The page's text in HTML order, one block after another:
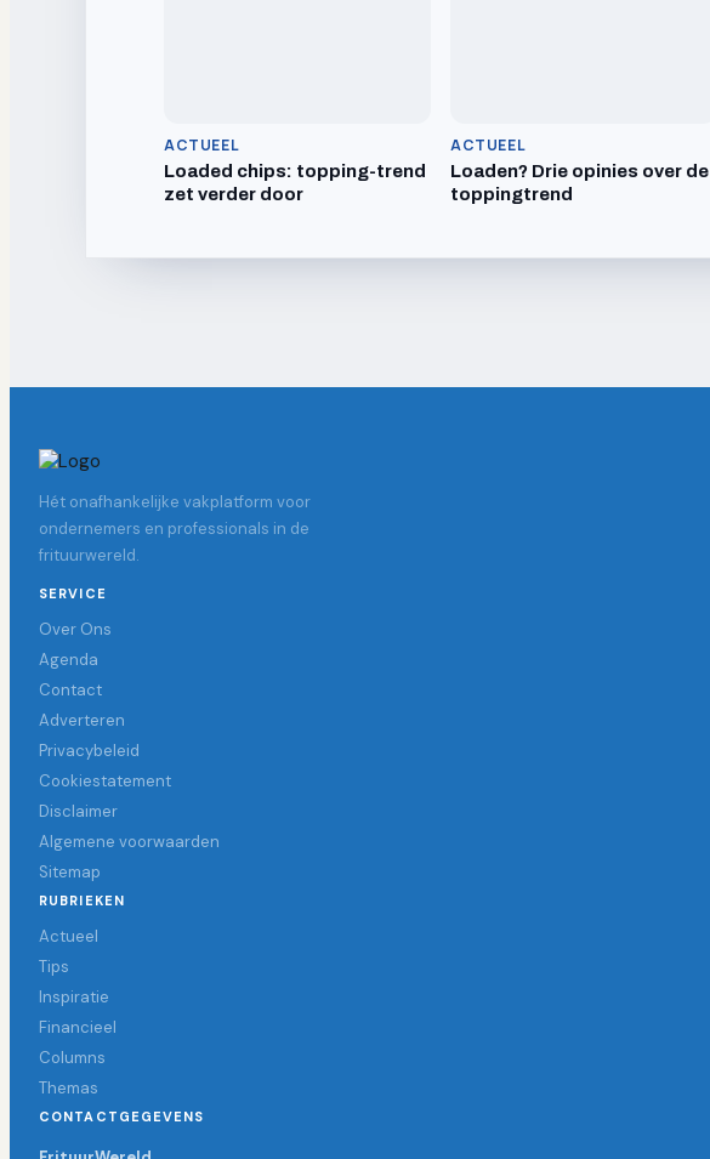
ACTUEEL
Loaded chips: topping-trend
zet verder door
ACTUEEL
Loaden? Drie opinies over de
toppingtrend
Hét onafhankelijke vakplatform voor
ondernemers en professionals in de
frituurwereld.
SERVICE
Over Ons
Agenda
Contact
Adverteren
Privacybeleid
Cookiestatement
Disclaimer
Algemene voorwaarden
Sitemap
RUBRIEKEN
Actueel
Tips
Inspiratie
Financieel
Columns
Themas
CONTACTGEGEVENS